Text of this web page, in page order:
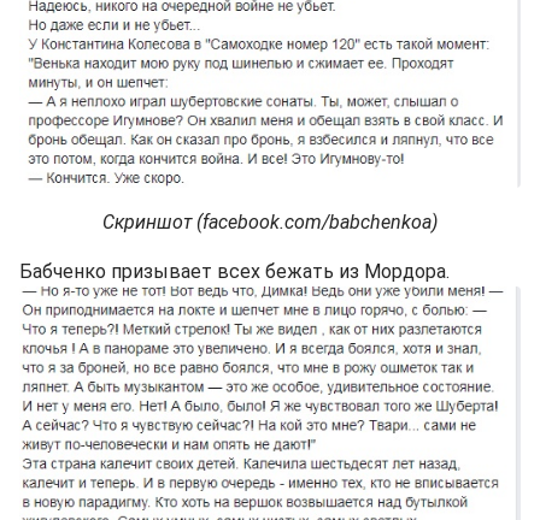
Скриншот (facebook.com/babchenkoa)
Бабченко призывает всех бежать из Мордора.